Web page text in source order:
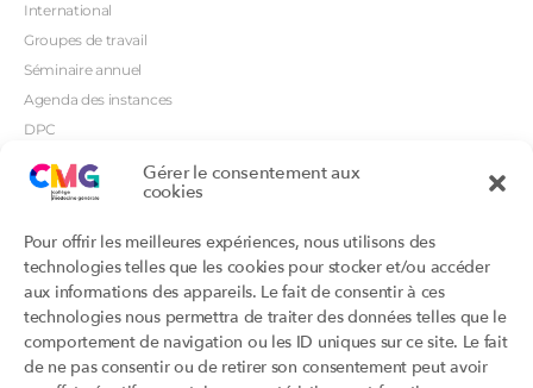
Gérer le consentement aux
cookies
Pour offrir les meilleures expériences, nous utilisons des
technologies telles que les cookies pour stocker et/ou accéder
aux informations des appareils. Le fait de consentir à ces
technologies nous permettra de traiter des données telles que le
comportement de navigation ou les ID uniques sur ce site. Le fait
de ne pas consentir ou de retirer son consentement peut avoir
International
Groupes de travail
Séminaire annuel
Agenda des instances
DPC
CSI
Orientations prioritaires
Productions
Productions du Collège
Productions des structures
adhérentes
Labellisation
Addictions et médecine générale
Portails
Annuaire DU/DIU
Archimede.fr
Ebmfrance.net
Toutes les recos
Certificats-absurdes.fr